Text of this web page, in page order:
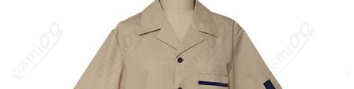
衣装袋に保管
商品状態
新品未使用
洗濯方法
手洗い推奨、漂白不可